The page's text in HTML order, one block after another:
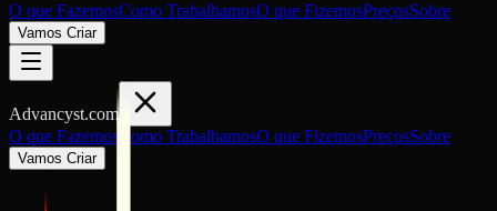
O que FazemosComo TrabalhamosO que FizemosPreçosSobre
Vamos Criar
Advancyst.com
O que Fazemos Como TrabalhamosO que FizemosPreçosSobre
Vamos Criar